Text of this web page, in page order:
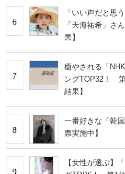
6
「いい声だと思
「天海祐希」さ
果】
7
癒やされる「
ングTOP32！
結果】
8
一番好きな「韓
票実施中】
9
【女性が選ぶ】